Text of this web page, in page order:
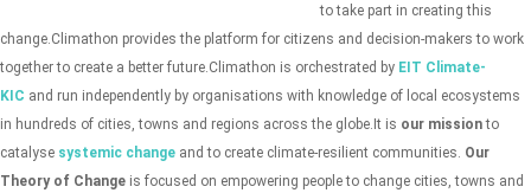
to take part in creating this
change.Climathon provides the platform for citizens and decision-makers to work
together to create a better future.Climathon is orchestrated by EIT Climate-
KIC and run independently by organisations with knowledge of local ecosystems
in hundreds of cities, towns and regions across the globe. It is our missionto
catalyse systemic change and to create climate-resilient communities. Our
Theory of Change is focused on empowering people to change cities, towns and